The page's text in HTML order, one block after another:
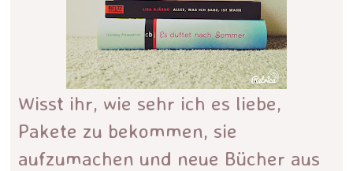
Wisst ihr, wie sehr ich es liebe,
Pakete zu bekommen, sie
aufzumachen und neue Bücher aus